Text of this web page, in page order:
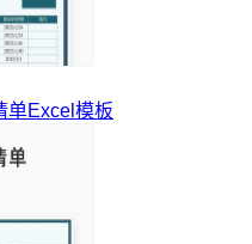
单Excel模板